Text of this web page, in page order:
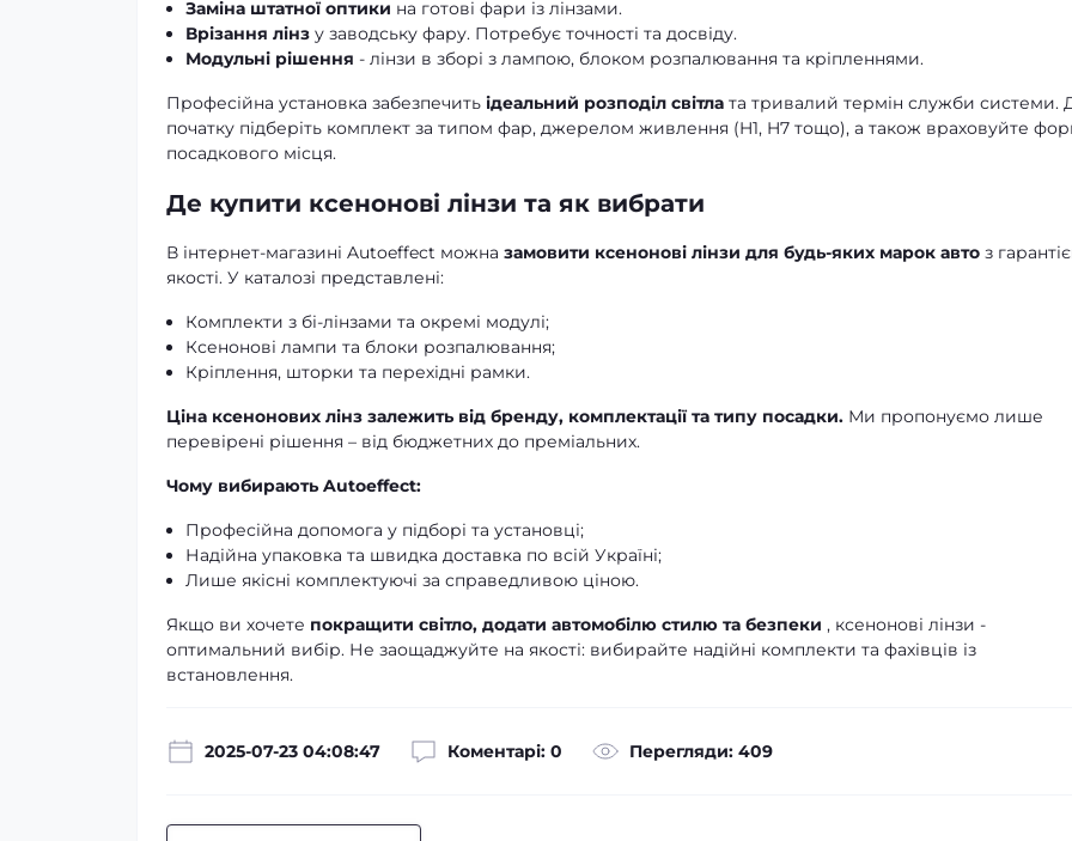
Заміна штатної оптики на готові фари із лінзами.
Врізання лінз у заводську фару. Потребує точності та досвіду.
Модульні рішення - лінзи в зборі з лампою, блоком розпалювання та кріпленнями.
Професійна установка забезпечить ідеальний розподіл світла та тривалий термін служби системи.
початку підберіть комплект за типом фар, джерелом живлення (H1, H7 тощо), а також враховуйте
посадкового місця.
Де купити ксенонові лінзи та як вибрати
В інтернет-магазині Autoeffect можна замовити ксенонові лінзи для будь-яких марок авто з
якості. У каталозі представлені:
Комплекти з бі-лінзами та окремі модулі;
Ксенонові лампи та блоки розпалювання;
Кріплення, шторки та перехідні рамки.
Ціна ксенонових лінз залежить від бренду, комплектації та типу посадки. Ми пропонуємо лише
перевірені рішення – від бюджетних до преміальних.
Чому вибирають Autoeffect:
Професійна допомога у підборі та установці;
Надійна упаковка та швидка доставка по всій Україні;
Лише якісні комплектуючі за справедливою ціною.
Якщо ви хочете покращити світло, додати автомобілю стилю та безпеки , ксенонові лінзи -
оптимальний вибір. Не заощаджуйте на якості: вибирайте надійні комплекти та фахівців із
встановлення.
2025-07-23 04:08:47 Коментарі: 0 Перегляди: 409